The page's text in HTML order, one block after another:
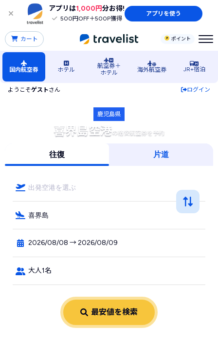
アプリは1,000円分お得!
500円OFF＋500P獲得
アプリを使う
ポイント
カート
国内航空券 ホテル
航空券＋
ホテル
海外航空券 JR+宿泊
ようこそゲストさん ログイン
往復 片道
出発空港を選ぶ
喜界島
2026/08/08 → 2026/08/09
大人1名
最安値を検索
鹿児島県
喜界島空港の格安航空券を予約